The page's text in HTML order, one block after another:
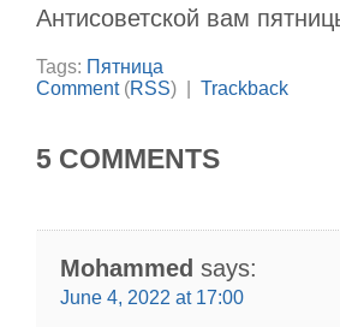
Антисоветской вам
Tags: Пятница
Comment(RSS) | Trackback
5 COMMENTS
Mohammed says:
June 4, 2022 at 17:00